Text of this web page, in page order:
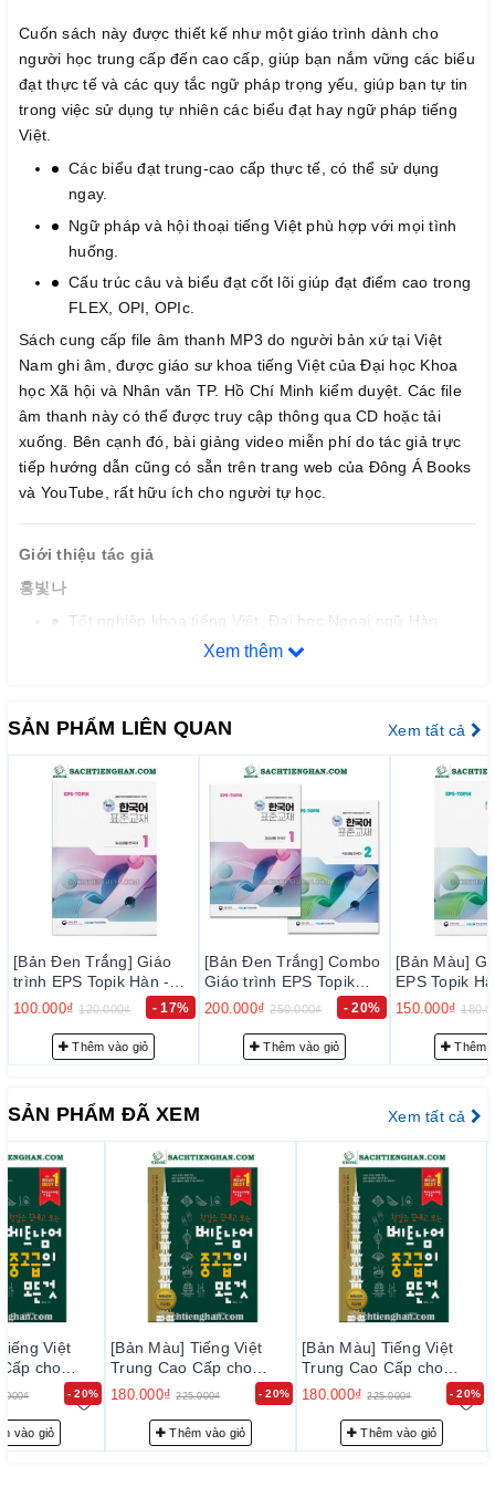
Cuốn sách này được thiết kế như một giáo trình dành cho
người học trung cấp đến cao cấp, giúp bạn nắm vững các biểu
đạt thực tế và các quy tắc ngữ pháp trọng yếu, giúp bạn tự tin
trong việc sử dụng tự nhiên các biểu đạt hay ngữ pháp tiếng
Việt.
Các biểu đạt trung-cao cấp thực tế, có thể sử dụng
ngay.
Ngữ pháp và hội thoại tiếng Việt phù hợp với mọi tình
huống.
Cấu trúc câu và biểu đạt cốt lõi giúp đạt điểm cao trong
FLEX, OPI, OPIc.
Sách cung cấp file âm thanh MP3 do người bản xứ tại Việt
Nam ghi âm, được giáo sư khoa tiếng Việt của Đại học Khoa
học Xã hội và Nhân văn TP. Hồ Chí Minh kiểm duyệt. Các file
âm thanh này có thể được truy cập thông qua CD hoặc tải
xuống. Bên cạnh đó, bài giảng video miễn phí do tác giả trực
tiếp hướng dẫn cũng có sẵn trên trang web của Đông Á Books
và YouTube, rất hữu ích cho người tự học.
Giới thiệu tác giả
홍빛나
Tốt nghiệp khoa tiếng Việt, Đại học Ngoại ngữ Hàn
Giảng dạy tiếng Việt cho nhân viên tại các tập đoàn lớn
như Samsung, LG, Lotte, Doosan, Kumho, và nhiều cơ
Tác giả nhiều sách học tiếng Việt nổi bật:
Tự học tiếng Việt cơ bản
(NXB Jeongjin)
Từ điển hội thoại tiếng Việt thông dụng
(NXB
Jeongjin)
Hội thoại tiếng Việt dành cho người mới bắt đầu
(NXB Jeongjin)
Tiếng Việt cơ bản dành cho người Việt Nam học
tiếng Hàn(NXB Jeongjin)
Học tiếng Việt độc lập từ cơ bản đến nâng cao
(NXB Ma-sin-neun Books)
Sổ tay từ vựng tiếng Việt đầu tiên của tôi
Tất cả về tiếng Việt trung-cao cấp sau bước đầu
(NXB Đông Á Books)
Duong Thi Thu Huong (Cố vấn)
Giáo sư khoa tiếng Việt, Đại học Khoa học Xã hội và
Nhân văn TP. Hồ Chí Minh.
Biên tập viên tại Đài truyền hình HTV.
Nhận xét từ nhà xuất bản
Biểu đạt hội thoại sống động
Sách được biên soạn với các biểu đạt trung-cao cấp thực tế,
phù hợp với nhiều chủ đề khác nhau. Nhờ các mẫu câu thực
Xem thêm
SẢN PHẨM LIÊN QUAN Xem tất cả
[Bản Đen Trắng] Combo
Giáo trình EPS Topik
Hàn - Anh Bản Mới 2024
NEW 한국어 표준교재
1+2 (일상생활 한국어)
200.000₫ 250.000₫ - 20%
Thêm vào giỏ
[Bản Màu] Giáo trình
EPS Topik Hàn - Anh
Bản Mới 2024 Tập 2 -
EPS-Topik NEW 한국어
표준교재 2 (일상생활 한
국어)
150.000₫ 180.000₫ - 17%
Thêm vào giỏ
[Bản Màu]
EPS Topik
Bản Mới
표준교재 1 (
국어)
150.000₫
Thêm
SẢN PHẨM ĐÃ XEM Xem tất cả
- 20%
Việt
cho
첫걸음 끝내
남어 중고급
vào giỏ
- 20%
[Bản Màu] Tiếng Việt
Trung Cao Cấp cho
Người Hàn - 첫걸음 끝내
고 보는 베트남어 중고급
의 모든 것
180.000₫ 225.000₫
Thêm vào giỏ
- 20%
[Bản Màu] Tiếng Việt
Trung Cao Cấp cho
Người Hàn - 첫걸음 끝내
고 보는 베트남어 중고급
의 모든 것
180.000₫ 225.000₫
Thêm vào giỏ